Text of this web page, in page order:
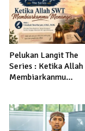
Pelukan Langit The
Series : Ketika Allah
Membiarkanmu